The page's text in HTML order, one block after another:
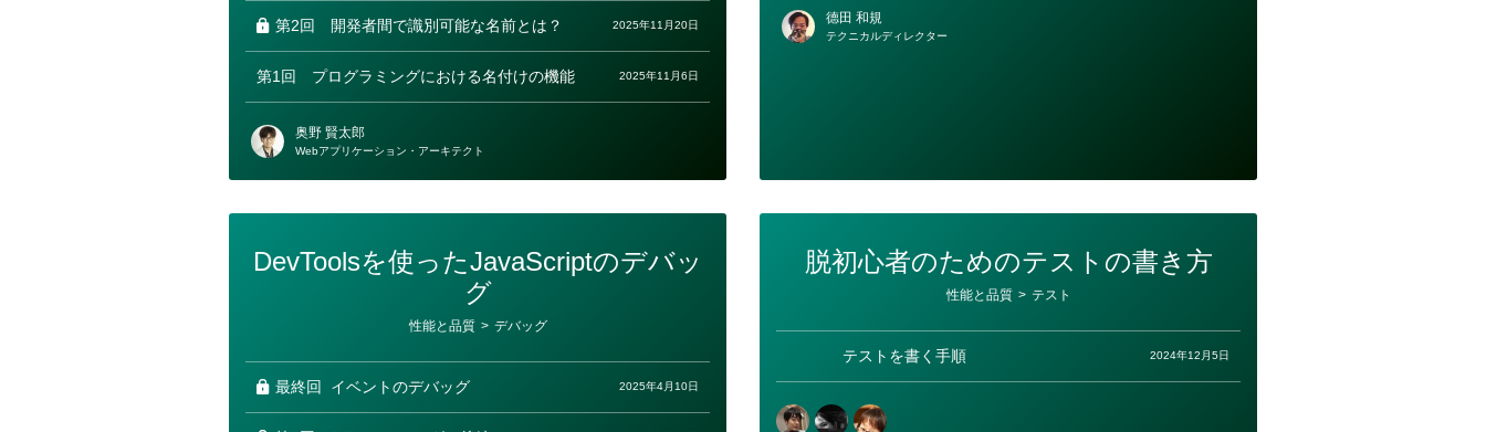
第2回 開発者間で識別可能な名前とは？ 2025年11月20日
第1回 プログラミングにおける名付けの機能 2025年11月6日
奥野 賢太郎
Webアプリケーション・アーキテクト
德田 和規
テクニカルディレクター
DevToolsを使ったJavaScriptのデバッ
グ
リ
性能と品質 > デバッグ
最終回 イベントのデバッグ 2025年4月10日
脱初心者のためのテストの書き方
リ
性能と品質 > テスト
テストを書く手順 2024年12月5日